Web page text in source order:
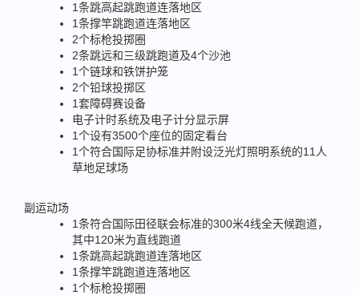
1条跳高起跳跑道连落地区
1条撑竿跳跑道连落地区
2个标枪投掷圈
2条跳远和三级跳跑道及4个沙池
1个链球和铁饼护笼
2个铅球投掷区
1套障碍赛设备
电子计时系统及电子计分显示屏
1个设有3500个座位的固定看台
1个符合国际足协标准并附设泛光灯照明系统的11人
草地足球场
副运动场
1条符合国际田径联会标准的300米4线全天候跑道，
其中120米为直线跑道
1条跳高起跳跑道连落地区
1条撑竿跳跑道连落地区
1个标枪投掷圈